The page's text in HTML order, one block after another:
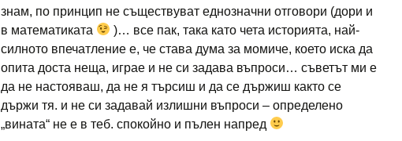
знам, по принцип не съществуват еднозначни отговори (дори и
в математиката
)… все пак, така като чета историята, най-
силното впечатление е, че става дума за момиче, което иска да
опита доста неща, играе и не си задава въпроси… съветът ми е
да не настояваш, да не я търсиш и да се държиш както се
държи тя. и не си задавай излишни въпроси – определено
„вината“ не е в теб. спокойно и пълен напред